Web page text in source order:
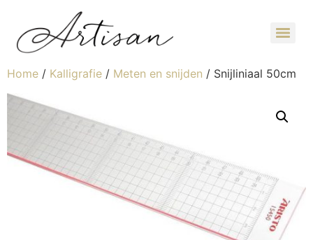
Home / Kalligrafie / Meten en snijden / Snijliniaal 50cm